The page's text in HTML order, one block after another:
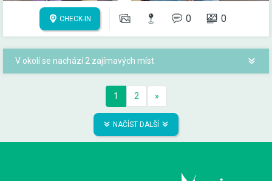
CHECK-IN 0 0
V okolí se nachází 2 zajímavých míst
1 2 »
NAČÍST DALŠÍ